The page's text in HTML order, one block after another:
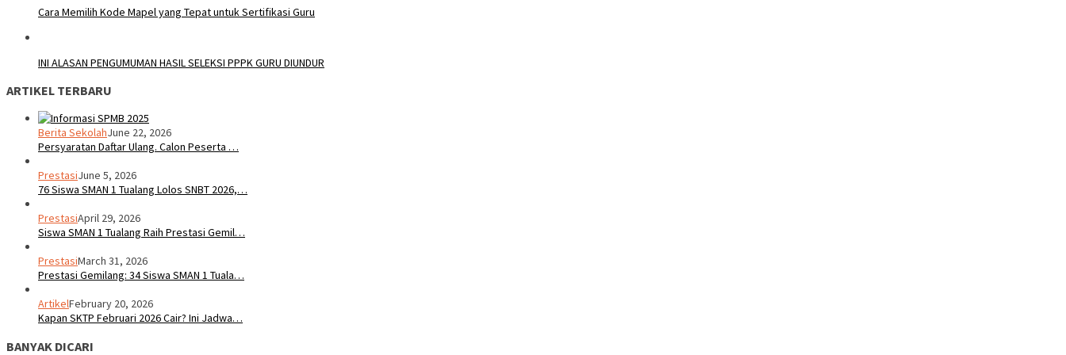
Cara Memilih Kode Mapel yang Tepat untuk Sertifikasi Guru
INI ALASAN PENGUMUMAN HASIL SELEKSI PPPK GURU DIUNDUR
ARTIKEL TERBARU
Berita SekolahJune 22, 2026
Persyaratan Daftar Ulang. Calon Peserta …
PrestasiJune 5, 2026
76 Siswa SMAN 1 Tualang Lolos SNBT 2026,…
PrestasiApril 29, 2026
Siswa SMAN 1 Tualang Raih Prestasi Gemil…
PrestasiMarch 31, 2026
Prestasi Gemilang: 34 Siswa SMAN 1 Tuala…
ArtikelFebruary 20, 2026
Kapan SKTP Februari 2026 Cair? Ini Jadwa…
BANYAK DICARI